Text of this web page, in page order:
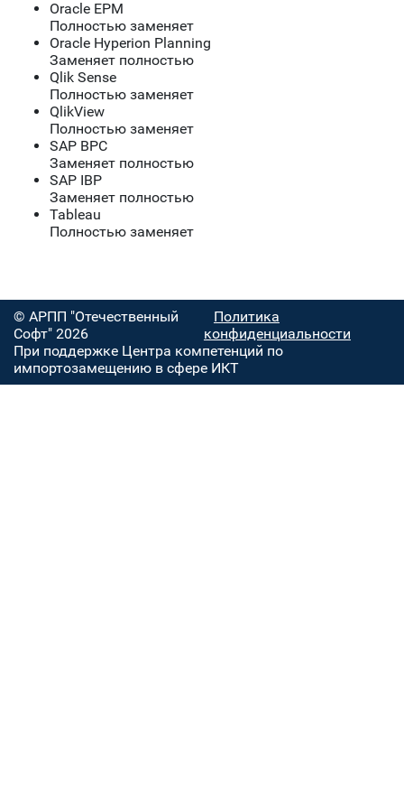
Oracle EPM
Полностью заменяет
Oracle Hyperion Planning
Заменяет полностью
Qlik Sense
Полностью заменяет
QlikView
Полностью заменяет
SAP BPC
Заменяет полностью
SAP IBP
Заменяет полностью
Tableau
Полностью заменяет
© АРПП "Отечественный
Софт" 2026
Политика
конфиденциальности
При поддержке Центра компетенций по
импортозамещению в сфере ИКТ